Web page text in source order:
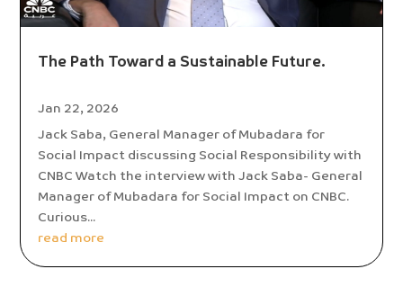
The Path Toward a Sustainable Future.
Jan 22, 2026
Jack Saba, General Manager of Mubadara for
Social Impact discussing Social Responsibility with
CNBC Watch the interview with Jack Saba- General
Manager of Mubadara for Social Impact on CNBC.
Curious...
read more